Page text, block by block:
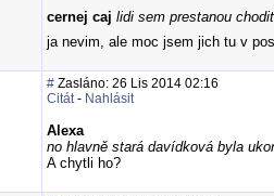
cernej caj lidi sem prestanou
ja nevim, ale moc jsem jich tu v
# Zasláno: 26 Lis 2014 02:16
Citát- Nahlásit
Alexa
no hlavně stará davídková byla
A chytli ho?